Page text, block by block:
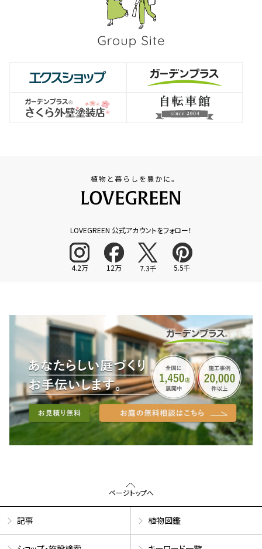
LOVEGREEN 公式アカウントをフォロー！
4.2万 12万 7.3千 5.5千
ページトップへ
記事 植物図鑑